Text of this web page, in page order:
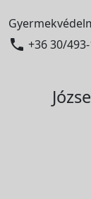
 +36 30/